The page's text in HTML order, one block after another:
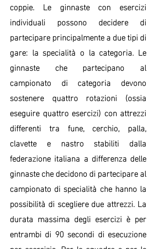
coppie. Le ginnaste con esercizi
individuali possono decidere di
partecipare principalmente a due tipi di
gare: la specialità o la categoria. Le
ginnaste che partecipano al
campionato di categoria devono
sostenere quattro rotazioni (ossia
eseguire quattro esercizi) con attrezzi
differenti tra fune, cerchio, palla,
clavette e nastro stabiliti dalla
federazione italiana a differenza delle
ginnaste che decidono di partecipare al
campionato di specialità che hanno la
possibilità di scegliere due attrezzi. La
durata massima degli esercizi è per
entrambi di 90 secondi di esecuzione